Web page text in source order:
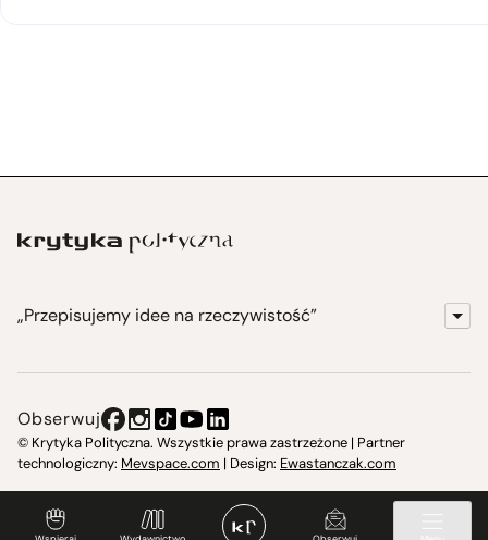
„Przepisujemy idee na rzeczywistość”
Instytut Krytyki Politycznej
Świetlica w Cieszynie
Obserwuj
© Krytyka Polityczna. Wszystkie prawa zastrzeżone | Partner
technologiczny: Mevspace.com | Design: Ewastanczak.com